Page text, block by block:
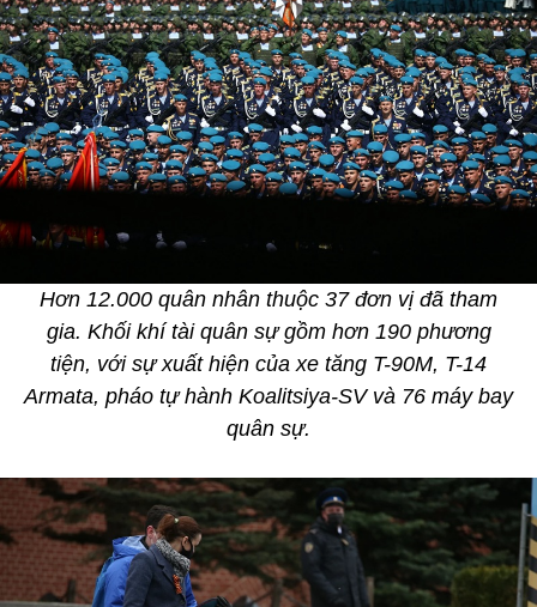
Hơn 12.000 quân nhân thuộc 37 đơn vị đã tham
gia. Khối khí tài quân sự gồm hơn 190 phương
tiện, với sự xuất hiện của xe tăng T-90M, T-14
Armata, pháo tự hành Koalitsiya-SV và 76 máy bay
quân sự.